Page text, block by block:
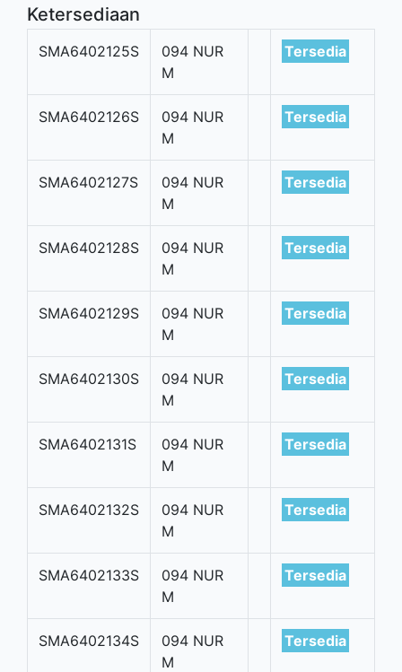
Ketersediaan
SMA6402125S
094 NUR
M
Tersedia
SMA6402126S
094 NUR
M
Tersedia
SMA6402127S
094 NUR
M
Tersedia
SMA6402128S
094 NUR
M
Tersedia
SMA6402129S
094 NUR
M
Tersedia
SMA6402130S
094 NUR
M
Tersedia
SMA6402131S
094 NUR
M
Tersedia
SMA6402132S
094 NUR
M
Tersedia
SMA6402133S
094 NUR
M
Tersedia
SMA6402134S
094 NUR
M
Tersedia